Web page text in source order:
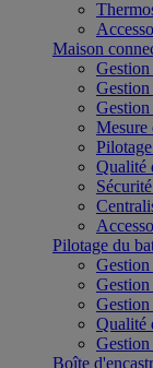
Maison
Gestion
Mesure
Qualité
Pilotage du
Gestion
Qualité
Gestion
Boîte